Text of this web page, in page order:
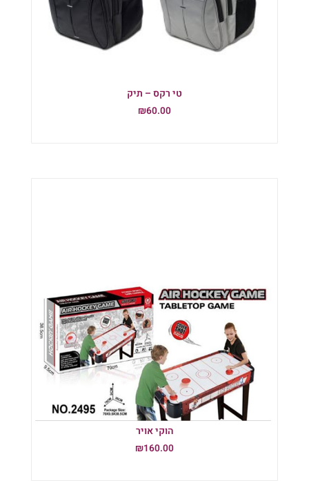
טי רקס – תיק
₪60.00
הוקי אויר
₪160.00